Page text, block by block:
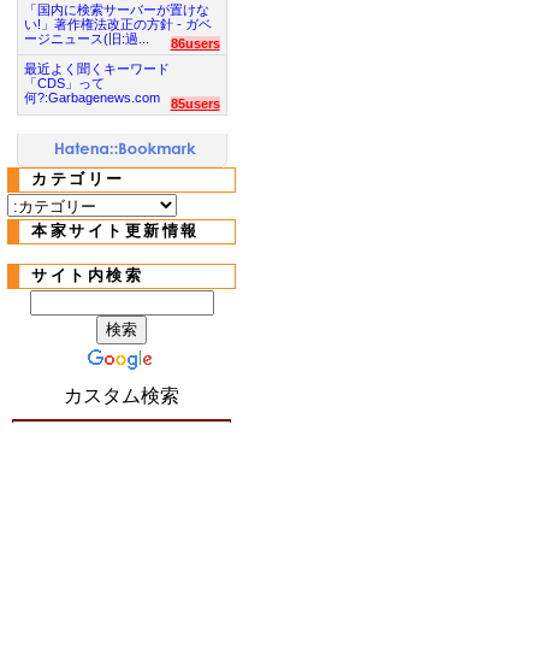
「国内に検索サーバーが置けな
い!」著作権法改正の方針 - ガベ
ージニュース(旧:過...
86users
最近よく聞くキーワード
「CDS」って
何?:Garbagenews.com
85users
カテゴリー
本家サイト更新情報
サイト内検索
カスタム検索